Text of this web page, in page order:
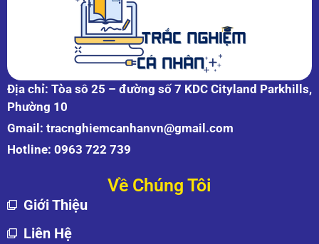
Địa chỉ: Tòa sô 25 – đường số 7 KDC Cityland Parkhills,
Phường 10
Gmail: tracnghiemcanhanvn@gmail.com
Hotline: 0963 722 739
Về Chúng Tôi
Giới Thiệu
Liên Hệ